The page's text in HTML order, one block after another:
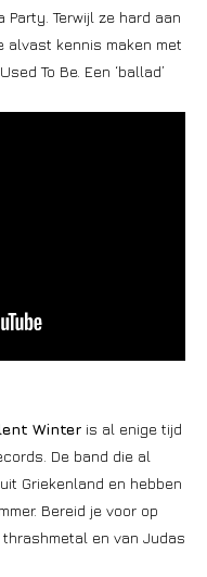
Party. Terwijl ze hard aan
alvast kennis maken met
To Be. Een ‘ballad’
Winter is al enige tijd
De band die al
Griekenland en hebben
Bereid je voor op
en van Judas